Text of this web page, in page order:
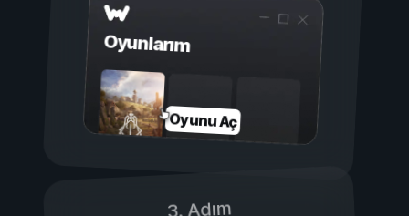
Oyunlarım
Oyunu Aç
3. Adım